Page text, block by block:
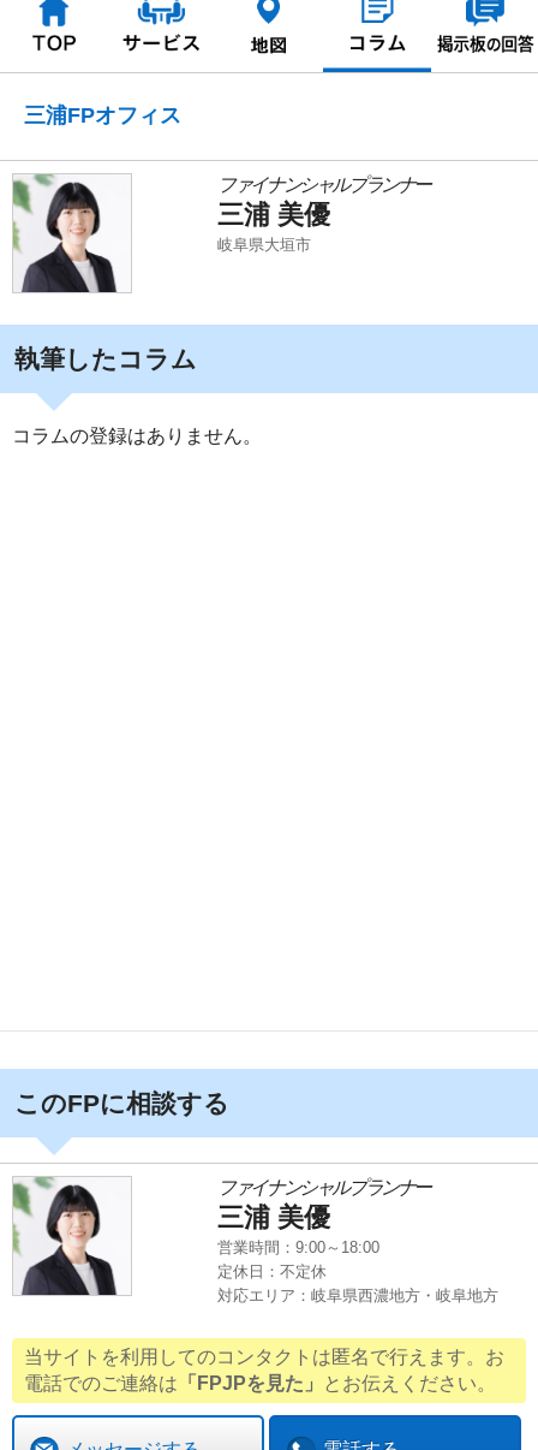
三浦FPオフィス
ファイナンシャルプランナー
三浦 美優
岐阜県大垣市
執筆したコラム
コラムの登録はありません。
このFPに相談する
ファイナンシャルプランナー
三浦 美優
営業時間：9:00～18:00
定休日：不定休
対応エリア：岐阜県西濃地方・岐阜地方
当サイトを利用してのコンタクトは匿名で行えます。お
電話でのご連絡は 「FPJPを見た」 とお伝えください。